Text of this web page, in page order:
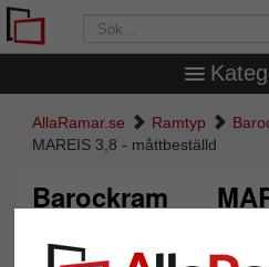
AllaRamar.se Ramtyp
MAREIS 3,8 - måttbeställd
Barockram